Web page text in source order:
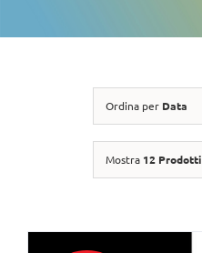
Ordina per Data
Mostra 12 Prodotti